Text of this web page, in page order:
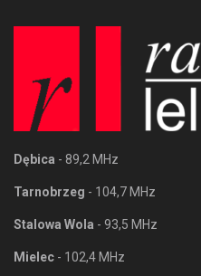
Dębica - 89,2 MHz
Tarnobrzeg - 104,7 MHz
Stalowa Wola - 93,5 MHz
Mielec - 102,4 MHz